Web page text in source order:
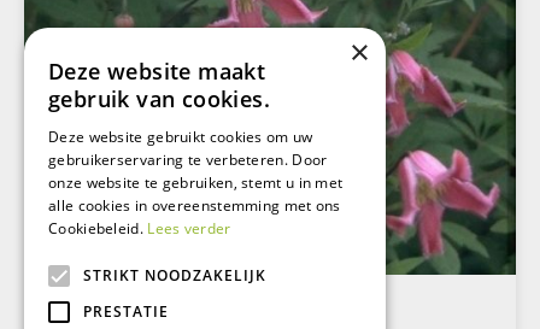
×
Deze website maakt
gebruik van cookies.
Deze website gebruikt cookies om uw
gebruikerservaring te verbeteren. Door
onze website te gebruiken, stemt u in met
alle cookies in overeenstemming met ons
Cookiebeleid. Lees verder
STRIKT NOODZAKELIJK
PRESTATIE